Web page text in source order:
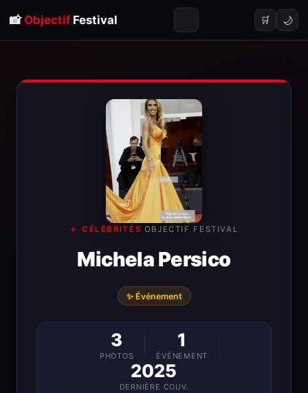
📸 ObjectifFestival 🛒 🌙
← CÉLÉBRITÉS· OBJECTIF FESTIVAL
Michela Persico
✨ Événement
3
PHOTOS
1
ÉVÉNEMENT
2025
DERNIÈRE COUV.